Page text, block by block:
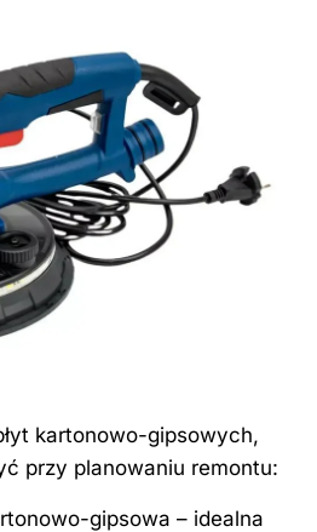
kartonowo-gipsowych,
przy planowaniu remontu:
gipsowa – idealna